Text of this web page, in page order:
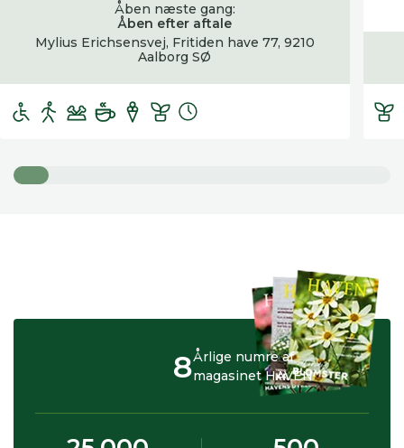
Åben næste gang:
Åben efter aftale
Mylius Erichsensvej, Fritiden have 77, 9210
Aalborg SØ
Årlige numre af
magasinet HAVEN
8